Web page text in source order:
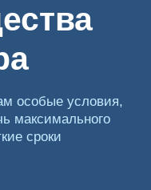
особые условия,
максимального
сроки